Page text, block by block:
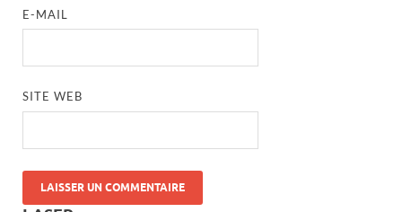
E-MAIL
SITE WEB